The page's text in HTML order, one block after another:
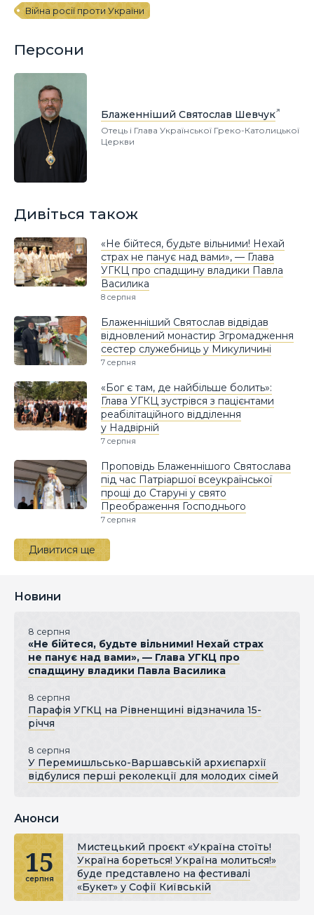
Війна росії проти України
Персони
Блаженніший Святослав Шевчук
Отець і Глава Української Греко-Католицької
Церкви
Дивіться також
«Не бійтеся, будьте вільними! Нехай
страх не панує над вами», — Глава
УГКЦ про спадщину владики Павла
Василика
8 серпня
Блаженніший Святослав відвідав
відновлений монастир Згромадження
сестер служебниць у Микуличині
7 серпня
«Бог є там, де найбільше болить»:
Глава УГКЦ зустрівся з пацієнтами
реабілітаційного відділення
у Надвірній
7 серпня
Проповідь Блаженнішого Святослава
під час Патріаршої всеукраїнської
прощі до Старуні у свято
Преображення Господнього
7 серпня
Дивитися ще
Новини
8 серпня
«Не бійтеся, будьте вільними! Нехай страх
не панує над вами», — Глава УГКЦ про
спадщину владики Павла Василика
8 серпня
Парафія УГКЦ на Рівненщині відзначила 15-
річчя
8 серпня
У Перемишльсько-Варшавській архиєпархії
відбулися перші реколекції для молодих сімей
Анонси
15
серпня
Мистецький проєкт «Україна стоїть!
Україна бореться! Україна молиться!»
буде представлено на фестивалі
«Букет» у Софії Київській